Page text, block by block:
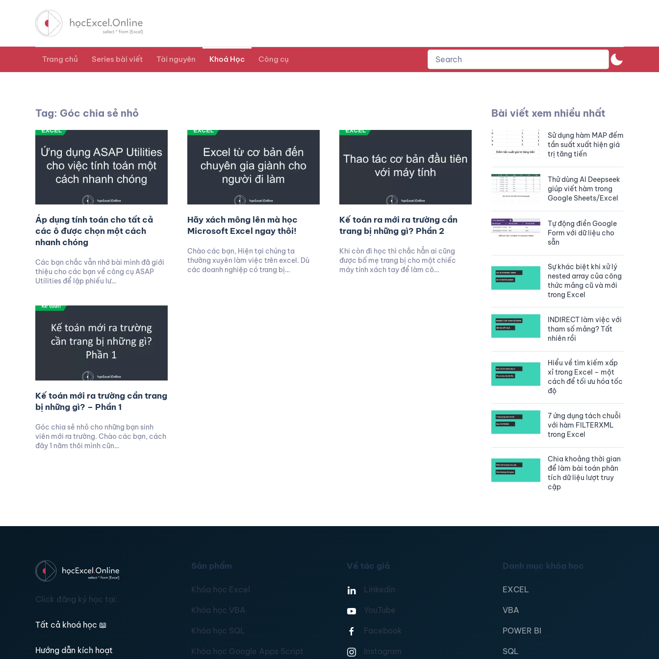
Trang chủ Series bài viết Tài nguyên Khoá Học Công cụ
Tag: Góc chia sẻ nhỏ
Áp dụng tính toán cho tất cả
các ô được chọn một cách
nhanh chóng
Các bạn chắc vẫn nhớ bài mình đã giới
thiệu cho các bạn về công cụ ASAP
Utilities để lập phiếu lư…
Hãy xách mông lên mà học
Microsoft Excel ngay thôi!
Chào các bạn, Hiện tại chúng ta
thường xuyên làm việc trên excel. Dù
các doanh nghiệp có trang bị…
Kế toán ra mới ra trường cần
trang bị những gì? Phần 2
Khi còn đi học thì chắc hẳn ai cũng
được bố mẹ trang bị cho một chiếc
máy tính xách tay để làm cô…
Kế toán mới ra trường cần trang
bị những gì? – Phần 1
Góc chia sẻ nhỏ cho những bạn sinh
viên mới ra trường. Chào các bạn, cách
đây 1 năm thôi mình cũn…
Bài viết xem nhiều nhất
Sử dụng hàm MAP đếm
tần suất xuất hiện giá
trị tăng tiến
Thử dùng AI Deepseek
giúp viết hàm trong
Google Sheets/Excel
Tự động điền Google
Form với dữ liệu cho
sẵn
Sự khác biệt khi xử lý
nested array của công
thức mảng cũ và mới
trong Excel
INDIRECT làm việc với
tham số mảng? Tất
nhiên rồi
Hiểu về tìm kiếm xấp
xỉ trong Excel – một
cách để tối ưu hóa tốc
độ
7 ứng dụng tách chuỗi
với hàm FILTERXML
trong Excel
Chia khoảng thời gian
để làm bài toán phân
tích dữ liệu lượt truy
cập
Click đăng ký học tại:
Tất cả khoá học 📖
Hướng dẫn kích hoạt
Sản phẩm
Khóa học Excel
Khóa học VBA
Khóa học SQL
Khóa học Google Apps Script
Về tác giả
Linkedin
YouTube
Facebook
Instagram
Danh mục khóa học
EXCEL
VBA
POWER BI
SQL